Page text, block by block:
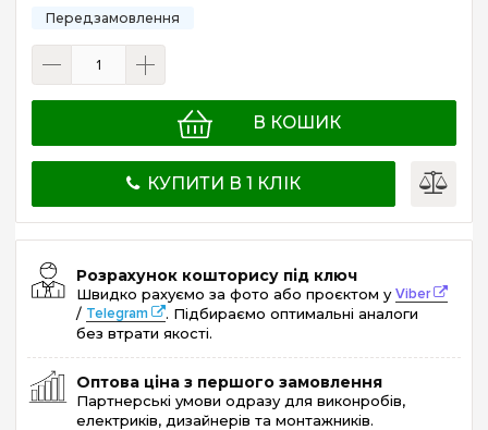
В КОШИК
КУПИТИ В 1 КЛІК
Розрахунок кошторису під ключ
Швидко рахуємо за фото або проєктом уViber
/ Telegram
. Підбираємо оптимальні аналоги
без втрати якості.
Оптова ціна з першого замовлення
Партнерські умови одразу для виконробів,
електриків, дизайнерів та монтажників.